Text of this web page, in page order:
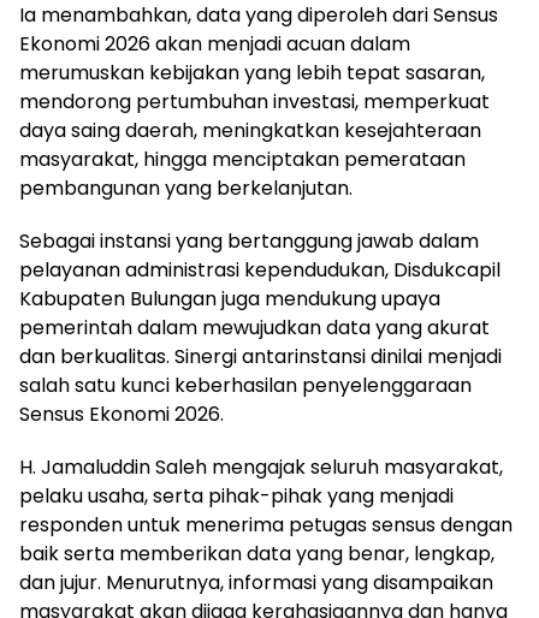
Ia menambahkan, data yang diperoleh dari Sensus
Ekonomi 2026 akan menjadi acuan dalam
merumuskan kebijakan yang lebih tepat sasaran,
mendorong pertumbuhan investasi, memperkuat
daya saing daerah, meningkatkan kesejahteraan
masyarakat, hingga menciptakan pemerataan
pembangunan yang berkelanjutan.
Sebagai instansi yang bertanggung jawab dalam
pelayanan administrasi kependudukan, Disdukcapil
Kabupaten Bulungan juga mendukung upaya
pemerintah dalam mewujudkan data yang akurat
dan berkualitas. Sinergi antarinstansi dinilai menjadi
salah satu kunci keberhasilan penyelenggaraan
Sensus Ekonomi 2026.
H. Jamaluddin Saleh mengajak seluruh masyarakat,
pelaku usaha, serta pihak-pihak yang menjadi
responden untuk menerima petugas sensus dengan
baik serta memberikan data yang benar, lengkap,
dan jujur. Menurutnya, informasi yang disampaikan
masyarakat akan dijaga kerahasiaannya dan hanya